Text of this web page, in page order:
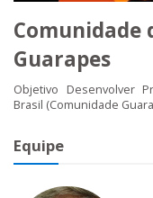
Comunidade
Guarapes
Objetivo Desenvolver
Brasil (Comunidade
Equipe